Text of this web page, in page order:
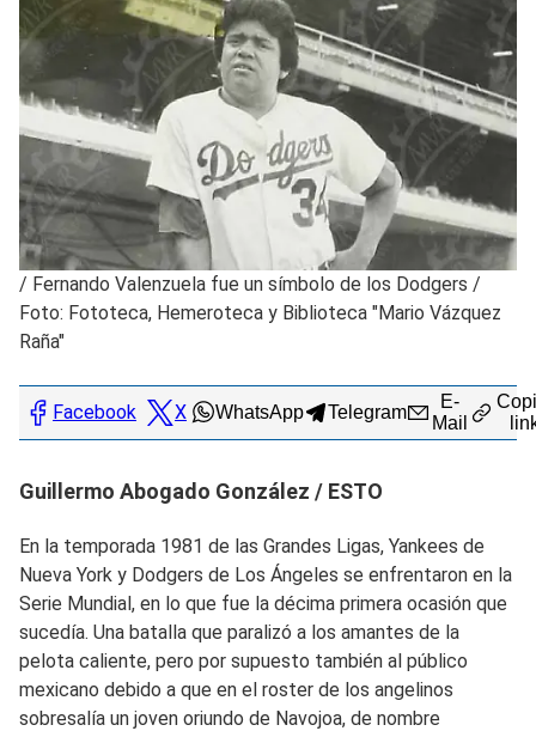
/ Fernando Valenzuela fue un símbolo de los Dodgers /
Foto: Fototeca, Hemeroteca y Biblioteca "Mario Vázquez
Raña"
Facebook X WhatsApp Telegram
E-
Mail
Guillermo Abogado González / ESTO
En la temporada 1981 de las Grandes Ligas, Yankees de
Nueva York y Dodgers de Los Ángeles se enfrentaron en la
Serie Mundial, en lo que fue la décima primera ocasión que
sucedía. Una batalla que paralizó a los amantes de la
pelota caliente, pero por supuesto también al público
mexicano debido a que en el roster de los angelinos
sobresalía un joven oriundo de Navojoa, de nombre